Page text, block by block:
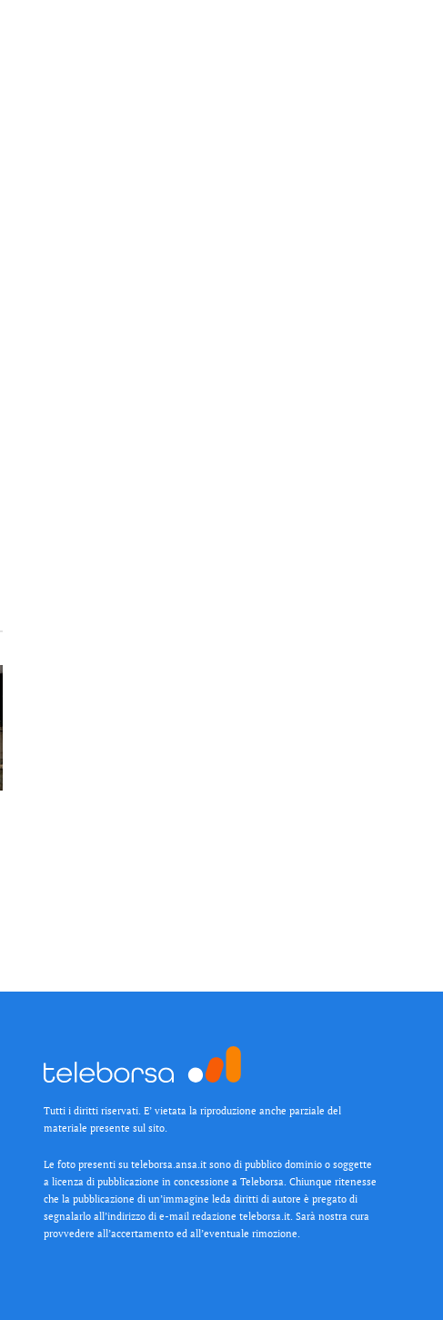
Tutti i diritti riservati. E’ vietata la riproduzione anche parziale del
materiale presente sul sito.
Le foto presenti su teleborsa.ansa.it sono di pubblico dominio o soggette
a licenza di pubblicazione in concessione a Teleborsa. Chiunque ritenesse
che la pubblicazione di un’immagine leda diritti di autore è pregato di
segnalarlo all’indirizzo di e-mail redazione teleborsa.it. Sarà nostra cura
provvedere all’accertamento ed all’eventuale rimozione.